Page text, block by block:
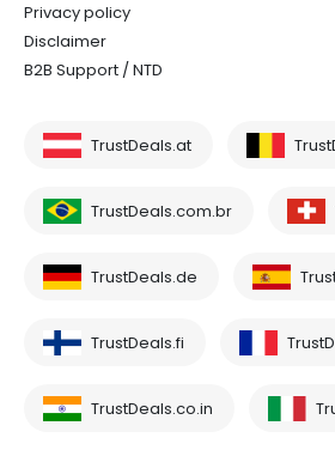
Privacy policy
Disclaimer
B2B Support / NTD
TrustDeals.at
TrustDeals.com.br
TrustDeals.de
TrustDeals.fi
TrustDeals.co.in